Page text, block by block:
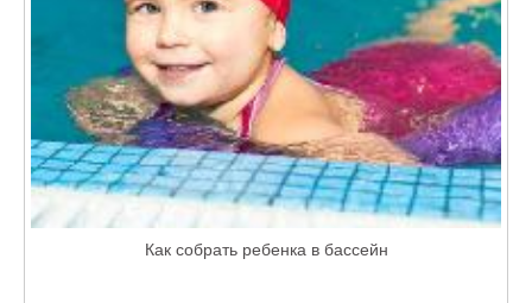
Как собрать ребенка в бассейн